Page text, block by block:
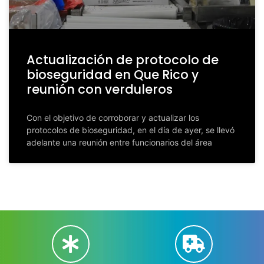
Actualización de protocolo de
bioseguridad en Que Rico y
reunión con verduleros
Con el objetivo de corroborar y actualizar los
protocolos de bioseguridad, en el día de ayer, se llevó
adelante una reunión entre funcionarios del área